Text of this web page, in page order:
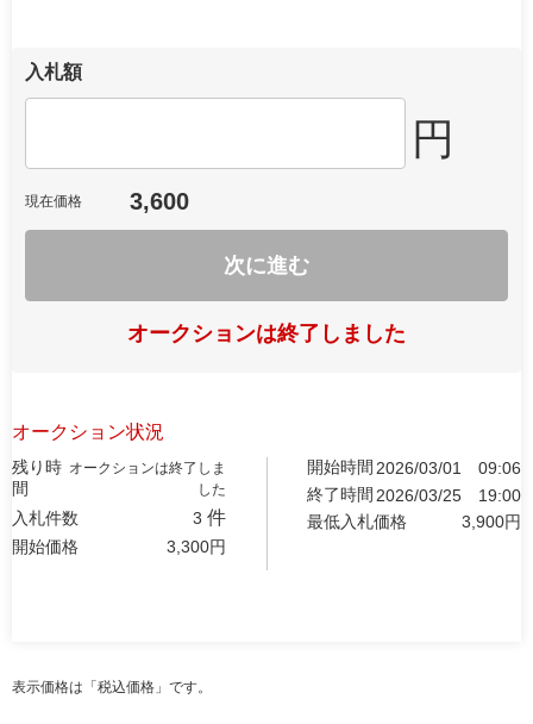
入札額
円
現在価格 3,600
次に進む
オークションは終了しました
オークション状況
残り時
間
オークションは終了しま
した
入札件数 3 件
開始価格 3,300円
開始時間 2026/03/01
09:06
終了時間 2026/03/25
19:00
最低入札価格
3,900円
表示価格は「税込価格」です。